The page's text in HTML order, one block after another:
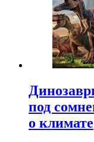
под
о климате